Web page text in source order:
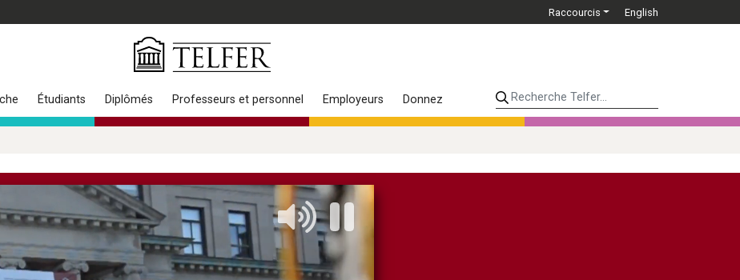
Raccourcis English
Étudiants Diplômés Professeurs et personnel Employeurs DonnezRecherche Telfer...